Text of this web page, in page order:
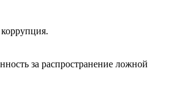
за распространение ложной